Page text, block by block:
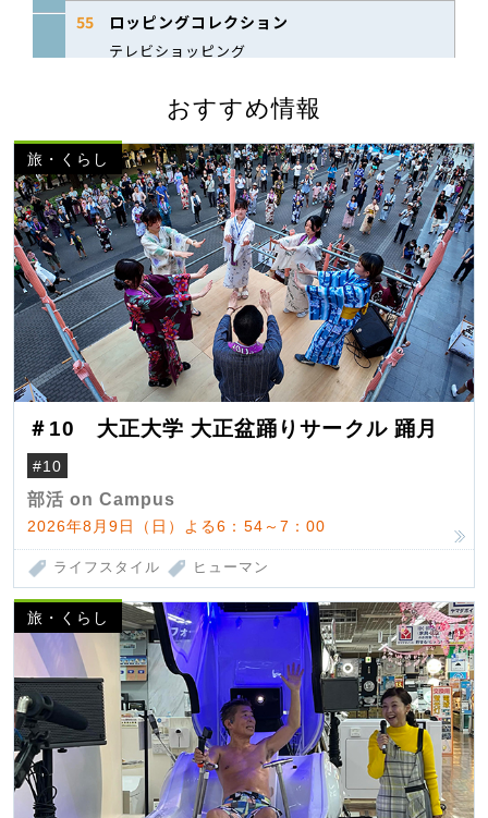
おすすめ情報
旅・くらし
＃10 大正大学 大正盆踊りサークル 踊月
#10
部活 on Campus
2026年8月9日（日）よる6：54～7：00
ライフスタイル ヒューマン
旅・くらし